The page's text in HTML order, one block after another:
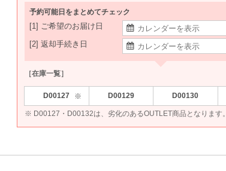
予約可能日をまとめてチェック
[1] ご希望のお届け日
[2] 返却手続き日
［在庫一覧］
D00127 ※ D00129 D00130
※ D00127・D00132は、劣化のあるOUTLET商品となります。
REPLETE
6泊7日1,540円
mebelle muse
6泊7日2,310円
Hermoso
6泊7日1,870 円